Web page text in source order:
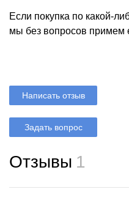
Если покупка по какой-
мы без вопросов примем
Написать отзыв
Задать вопрос
Отзывы 1